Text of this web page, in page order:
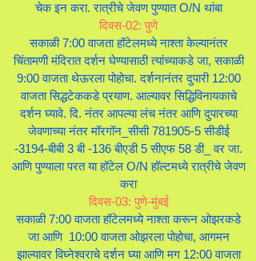
चेक इन करा. रात्रीचे जेवण पुण्यात O/N थांबा
दिवस-02: पुणे
सकाळी 7:00 वाजता हॉटेलमध्ये नाश्ता केल्यानंतर
चिंतामणी मंदिरात दर्शन घेण्यासाठी त्यांच्याकडे जा, सकाळी
9:00 वाजता थेऊरला पोहोचा. दर्शनानंतर दुपारी 12:00
वाजता सिद्धटेककडे प्रयाण. आल्यावर सिद्धिविनायकाचे
दर्शन घ्यावे. दि. नंतर आपल्या लंच नंतर आणि दुपारच्या
जेवणाच्या नंतर मॉरगॉन_सीसी 781905-5 सीडीई
-3194-बीबी 3 बी -136 बीएडी 5 सीएफ 58 डी_ वर जा.
आणि पुण्याला परत या हॉटेल O/N हॉल्टमध्ये रात्रीचे जेवण
करा
दिवस-03: पुणे-मुंबई
सकाळी 7:00 वाजता हॉटेलमध्ये नाश्ता करून ओझरकडे
जा आणि 10:00 वाजता ओझरला पोहोचा, आगमन
झाल्यावर विघ्नेश्वराचे दर्शन घ्या आणि मग 12:00 वाजता